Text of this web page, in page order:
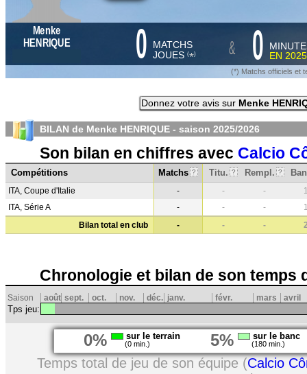
Menke
HENRIQUE
0 MATCHS
JOUES (*) & 0
EN
(*) Matchs officiels et
Donnez votre avis sur Menke
BILAN de Menke HENRIQUE - saison 2025/2026
Son bilan en chiffres avec Calcio
Compétitions Matchs ? Titu. ? Rempl. ?
ITA, Coupe d'Italie - - -
ITA, Série A
- - -
Bilan total en club
- - -
Chronologie et bilan de son temps
Saison août sept. oct. nov. déc. janv. févr. mars avril
Tps jeu:
0% sur le terrain
(0 min.) 5% sur le banc
(180 min.)
Temps total de jeu de son équipe (Calcio